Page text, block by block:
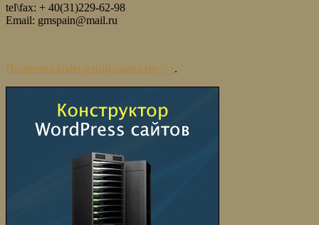
tel\fax: + 40(31)229-62-98
Email: gmspain@mail.ru
Политика кофиденциальности>>>.